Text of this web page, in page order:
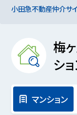
小田急不動産仲介サ
梅
シ
マンション